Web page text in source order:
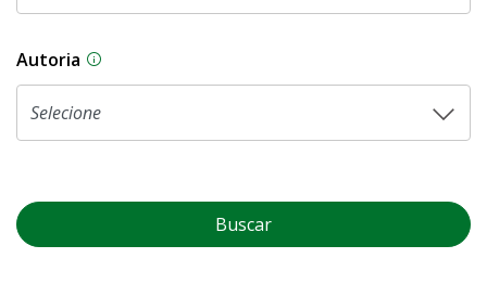
Autoria As proposições legislativas na CLDF podem
Buscar